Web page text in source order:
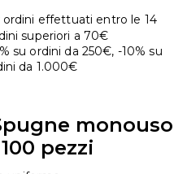
effettuati entro le 14
superiori a 70€
su ordini da 250€, -10% su
da 1.000€
monouso
pezzi